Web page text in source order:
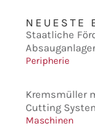
NEUESTE
Staatliche
Peripherie
Kremsmüller
Cutting
Maschinen